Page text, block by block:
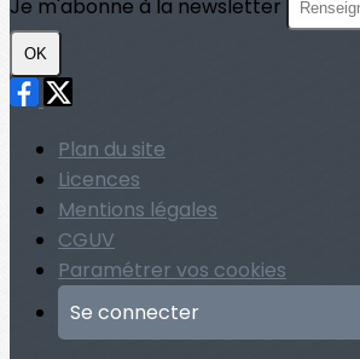
Je m'abonne à la newsletter
OK
Plan du site
Licences
Mentions légales
CGUV
Paramétrer vos cookies
Se connecter